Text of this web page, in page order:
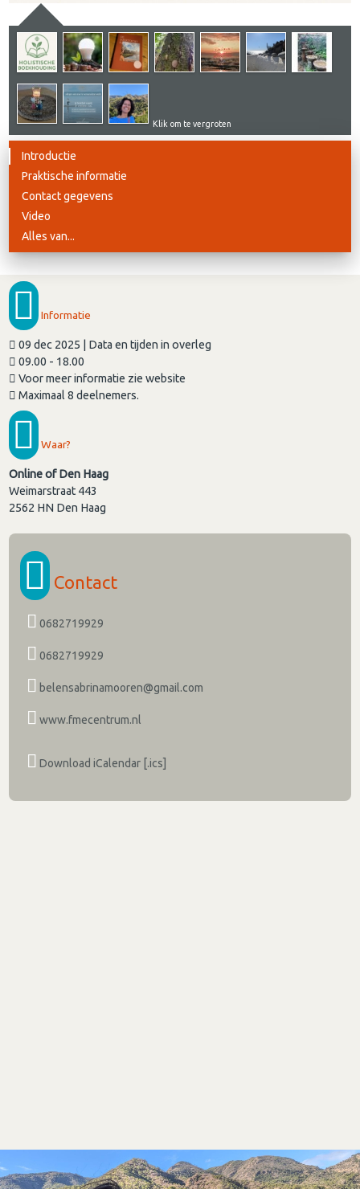
Klik om te vergroten
Introductie
Praktische informatie
Contact gegevens
Video
Alles van...
Informatie
09 dec 2025 | Data en tijden in overleg
09.00 - 18.00
Voor meer informatie zie website
Maximaal 8 deelnemers.
Waar?
Online of Den Haag
Weimarstraat 443
2562 HN Den Haag
Contact
0682719929
0682719929
belensabrinamooren@gmail.com
www.fmecentrum.nl
Download iCalendar [.ics]